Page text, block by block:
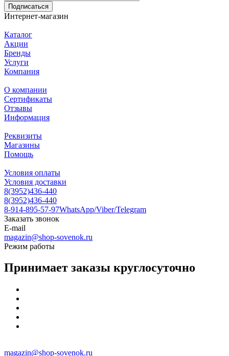
Подписаться
Интернет-магазин
Каталог
Акции
Бренды
Услуги
Компания
О компании
Сертификаты
Отзывы
Информация
Реквизиты
Магазины
Помощь
Условия оплаты
Условия доставки
8(3952)436-440
8(3952)436-440
8-914-895-57-97WhatsApp/Viber/Telegram
Заказать звонок
E-mail
magazin@shop-sovenok.ru
Режим работы
Принимает заказы круглосуточно
magazin@shop-sovenok.ru